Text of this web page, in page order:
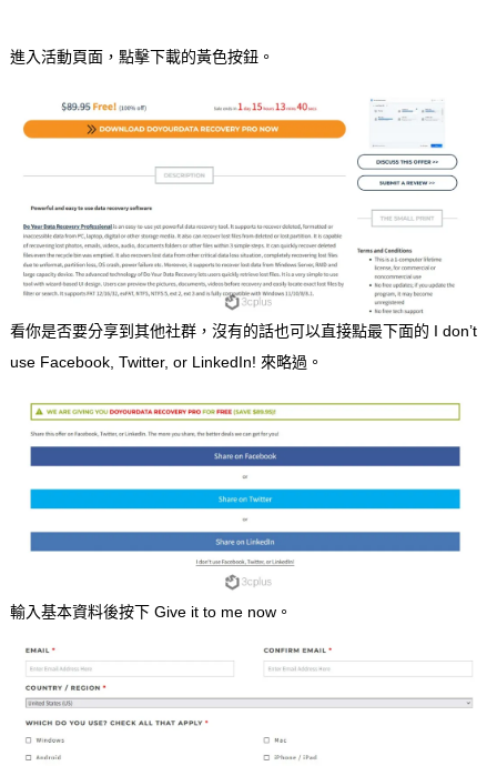
進入活動頁面，點擊下載的黃色按鈕。
看你是否要分享到其他社群，沒有的話也可以直接點最下面的 I don’t
use Facebook, Twitter, or LinkedIn! 來略過。
輸入基本資料後按下 Give it to me now。